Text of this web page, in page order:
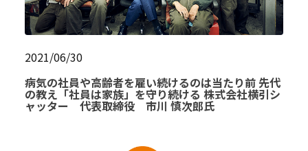
2021/06/30
病気の社員や高齢者を雇い続けるのは当たり前 先代
の教え「社員は家族」を守り続ける 株式会社横引シ
ャッター 代表取締役 市川 慎次郎氏